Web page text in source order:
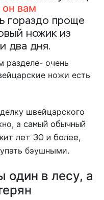
он вам
гораздо проще
ножик из
два дня.
разделе- очень
ножи есть
швейцарского
а самый обычный
лет 30 и более,
бэушными.
один в лесу, а